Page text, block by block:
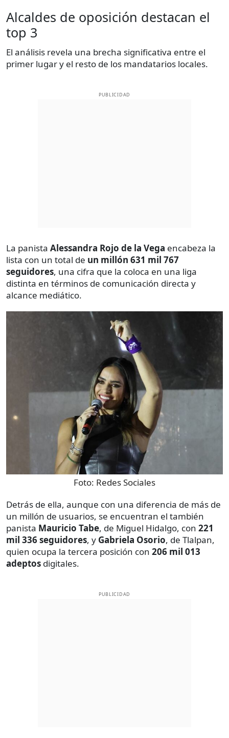
Alcaldes de oposición destacan el
top 3
El análisis revela una brecha significativa entre el
primer lugar y el resto de los mandatarios locales.
PUBLICIDAD
La panista Alessandra Rojo de la Vega encabeza la
lista con un total de un millón 631 mil 767
seguidores, una cifra que la coloca en una liga
distinta en términos de comunicación directa y
alcance mediático.
Foto: Redes Sociales
Detrás de ella, aunque con una diferencia de más de
un millón de usuarios, se encuentran el también
panista Mauricio Tabe, de Miguel Hidalgo, con 221
mil 336 seguidores, y Gabriela Osorio, de Tlalpan,
quien ocupa la tercera posición con 206 mil 013
adeptos digitales.
PUBLICIDAD